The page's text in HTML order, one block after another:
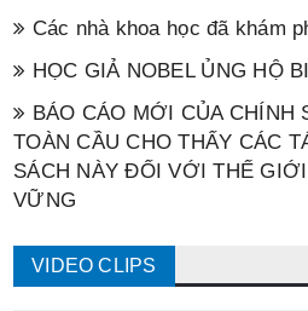
Các nhà khoa học đã khám
HỌC GIẢ NOBEL ỦNG HỘ
BÁO CÁO MỚI CỦA
TOÀN CẦU CHO THẤY CÁC
SÁCH NÀY ĐỐI VỚI THẾ
VỮNG
VIDEO CLIPS